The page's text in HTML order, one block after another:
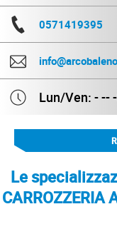
0571419395
Lun/Ven: - -- -
Le
CARROZZERIA